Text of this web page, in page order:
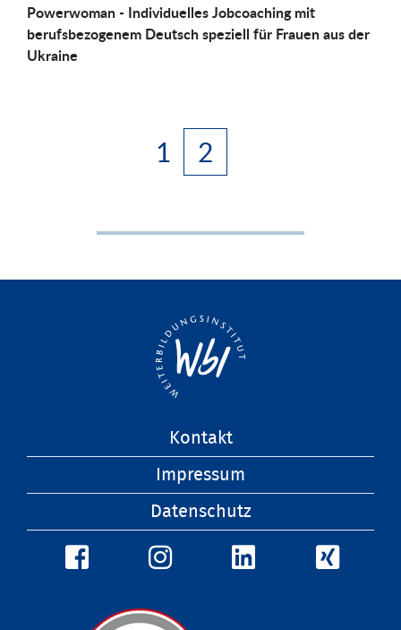
Powerwoman - Individuelles Jobcoaching mit
berufsbezogenem Deutsch speziell für Frauen aus der
Ukraine
1 2
Kontakt
Impressum
Datenschutz